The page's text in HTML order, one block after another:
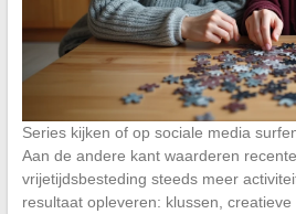
Series kijken of op sociale media
Aan de andere kant waarderen
vrijetijdsbesteding steeds meer
resultaat opleveren: klussen,